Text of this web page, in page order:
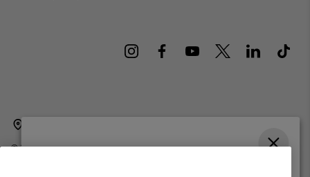
©2026Columbia Sportswear International Sarl. Avenue des Morgines, 12